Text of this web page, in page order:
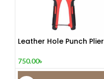
Leather Hole Punch Plier
750.00৳